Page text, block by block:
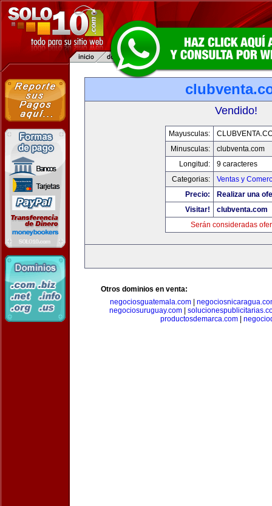
Vendido!
Mayusculas:
Minusculas:
clubventa.com
Longitud:
9 caracteres
Categorias:
Ventas y
Precio:
Realizar una
Visitar!
clubventa.com
Serán consideradas
Otros dominios en venta:
negociosguatemala.com
negociosuruguay.com
productosdemarca.com